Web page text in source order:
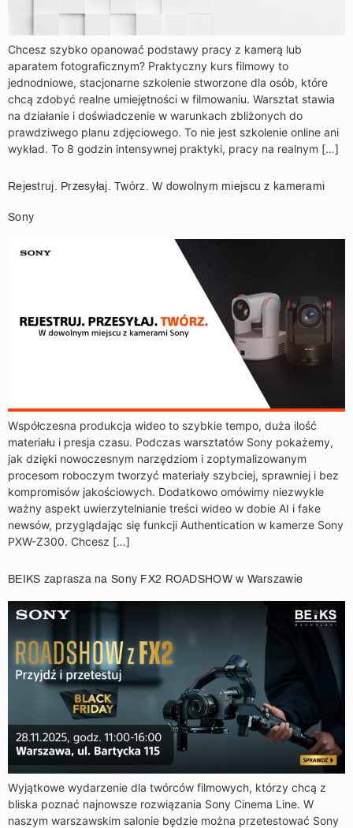
Chcesz szybko opanować podstawy pracy z kamerą lub
aparatem fotograficznym? Praktyczny kurs filmowy to
jednodniowe, stacjonarne szkolenie stworzone dla osób, które
chcą zdobyć realne umiejętności w filmowaniu. Warsztat stawia
na działanie i doświadczenie w warunkach zbliżonych do
prawdziwego planu zdjęciowego. To nie jest szkolenie online ani
wykład. To 8 godzin intensywnej praktyki, pracy na realnym […]
Rejestruj. Przesyłaj. Twórz. W dowolnym miejscu z kamerami
Sony
Współczesna produkcja wideo to szybkie tempo, duża ilość
materiału i presja czasu. Podczas warsztatów Sony pokażemy,
jak dzięki nowoczesnym narzędziom i zoptymalizowanym
procesom roboczym tworzyć materiały szybciej, sprawniej i bez
kompromisów jakościowych. Dodatkowo omówimy niezwykle
ważny aspekt uwierzytelnianie treści wideo w dobie AI i fake
newsów, przyglądając się funkcji Authentication w kamerze Sony
PXW-Z300. Chcesz […]
BEIKS zaprasza na Sony FX2 ROADSHOW w Warszawie
Wyjątkowe wydarzenie dla twórców filmowych, którzy chcą z
bliska poznać najnowsze rozwiązania Sony Cinema Line. W
naszym warszawskim salonie będzie można przetestować Sony